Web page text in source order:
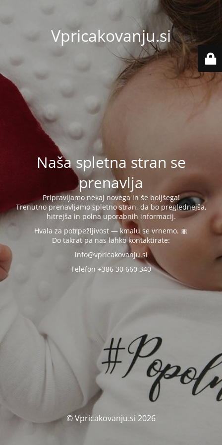
Vpricakovanju.si
Naša spletna stran se
prenavlja
Pripravljamo nekaj novega in še boljšega!
Trenutno prenavljamo spletno stran, da bo preglednejša,
hitrejša in polna uporabnih informacij.
Hvala za potrpežljivost — kmalu se vrnemo. 🎀
Do takrat pa nas lahko kontaktirate:
info@vpricakovanju.si
Telefon +386 30 660 340
© Vpricakovanju.si 2026